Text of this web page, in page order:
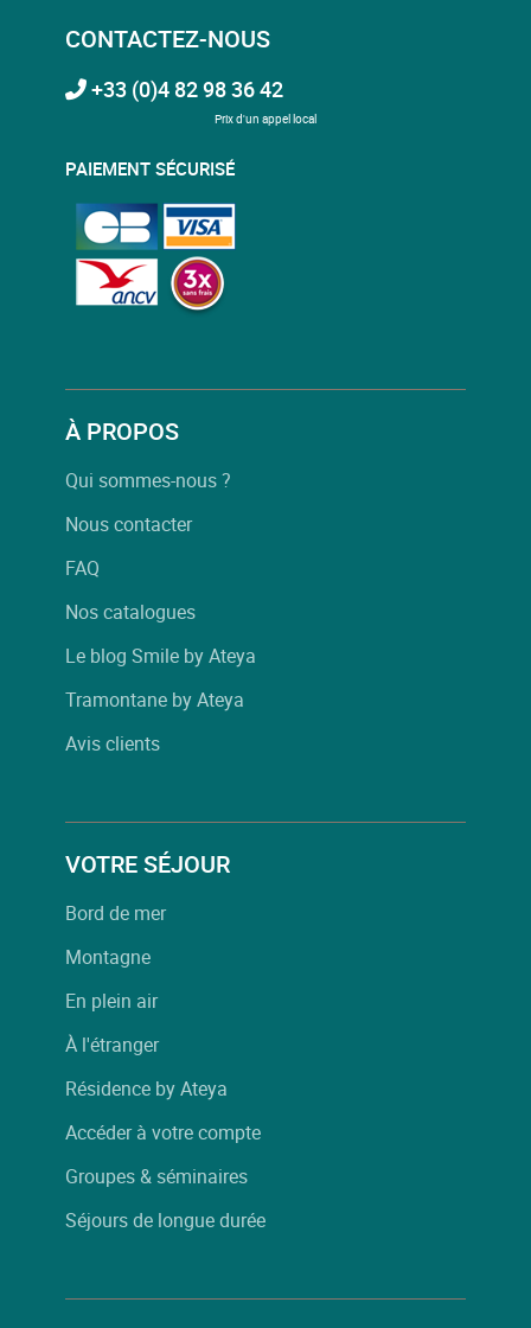
CONTACTEZ-NOUS
+33 (0)4 82 98 36 42
Prix d'un appel local
PAIEMENT SÉCURISÉ
À PROPOS
Qui sommes-nous ?
Nous contacter
FAQ
Nos catalogues
Le blog Smile by Ateya
Tramontane by Ateya
Avis clients
VOTRE SÉJOUR
Bord de mer
Montagne
En plein air
À l'étranger
Résidence by Ateya
Accéder à votre compte
Groupes & séminaires
Séjours de longue durée